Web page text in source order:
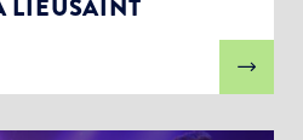
LIEUSAINT